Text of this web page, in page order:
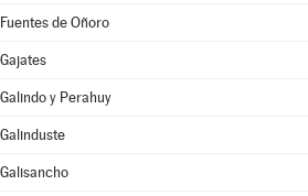
Fuentes de Oñoro
Gajates
Galindo y Perahuy
Galinduste
Galisancho